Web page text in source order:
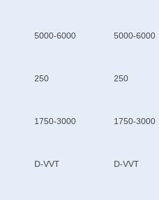
5000-6000 5000-6000
250 250
1750-3000 1750-3000
D-VVT D-VVT